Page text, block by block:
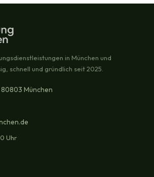
in München und
schnell und gründlich seit 2025.
München
Uhr